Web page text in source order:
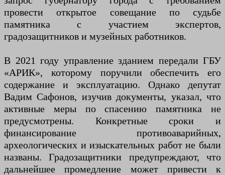
провести открытое совещание по судьбе
памятника с участием экспертов,
градозащитников и музейных работников.
В 2021 году управление зданием передали ГБУ
«АРИК», которому поручили обеспечить его
содержание и эксплуатацию. Однако депутат
Вадим Сафонов, изучив документы, указал, что
активные меры по спасению памятника не
предусмотрены. Конкретные сроки и
финансирование противоаварийных,
археологических и изыскательных работ не были
названы. Градозащитники предупреждают, что
дальнейшее промедление может привести к